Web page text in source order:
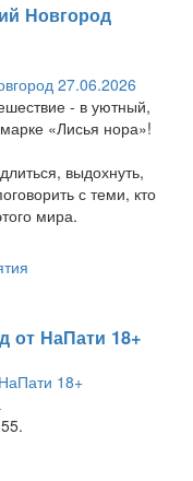
Новгород
- в уютный,
«Лисья нора»!
выдохнуть,
с теми, кто
мира.
от НаПати 18+